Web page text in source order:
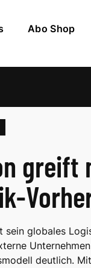
Abo Shop
greift
sein globales
deutlich.